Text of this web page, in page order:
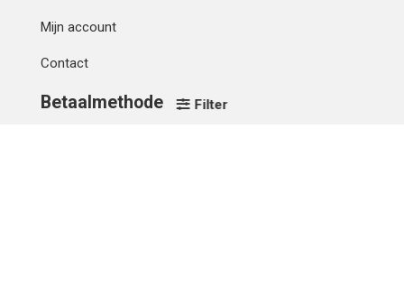
Filter
Mijn account
Contact
Betaalmethode